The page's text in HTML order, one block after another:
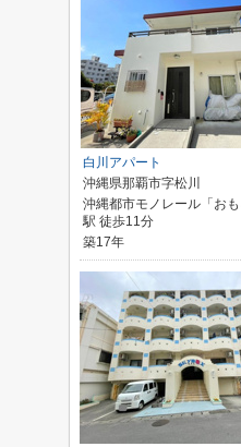
白川アパート
沖縄県那覇市字松川
沖縄都市モノレール「おも
駅 徒歩11分
築17年